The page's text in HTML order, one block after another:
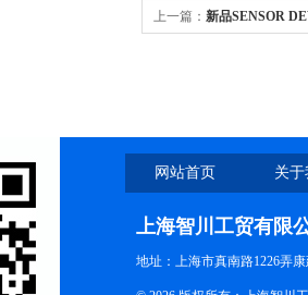
上一篇： 新品SENSOR
网站首页 关
上海智川工贸有限
地址：上海市真南路1226弄